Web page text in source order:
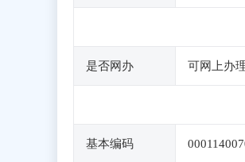
是否网办 可网上办
基本编码